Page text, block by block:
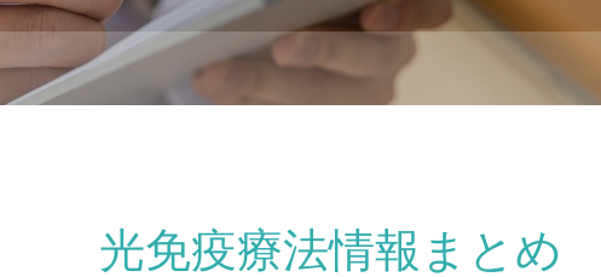
光免疫療法情報まとめ